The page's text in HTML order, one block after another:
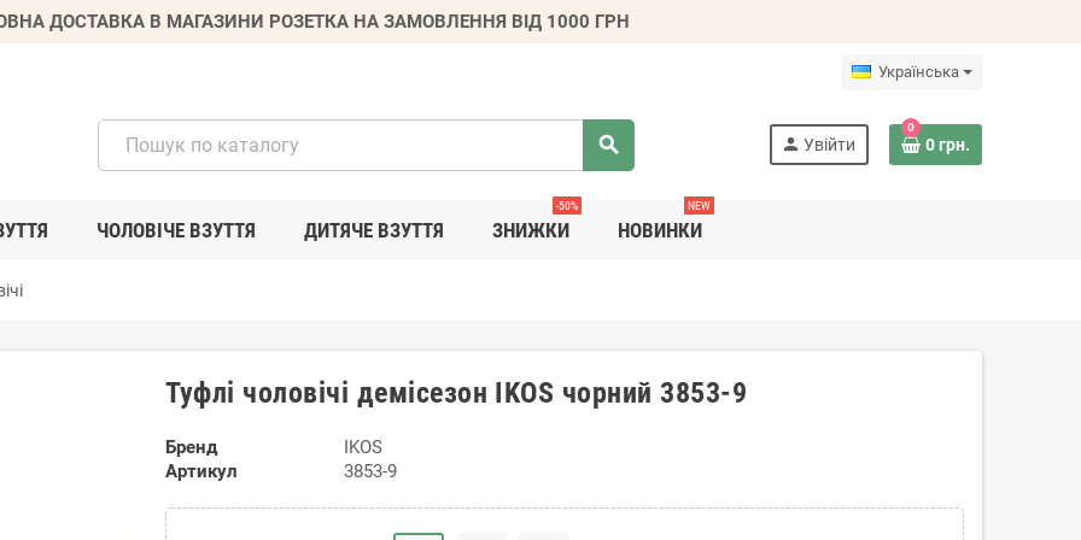
ДОСТАВКА В МАГАЗИНИ РОЗЕТКА НА ЗАМОВЛЕННЯ ВІД 1000 ГРН
Українська
search person Увійти
0
0 грн.
ЧОЛОВІЧЕ ВЗУТТЯ ДИТЯЧЕ ВЗУТТЯ ЗНИЖКИ
-50%
НОВИНКИ
NEW
Туфлі чоловічі демісезон IKOS чорний 3853-9
Бренд
IKOS
Артикул
3853-9